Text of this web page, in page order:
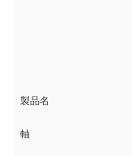
製品名
軸